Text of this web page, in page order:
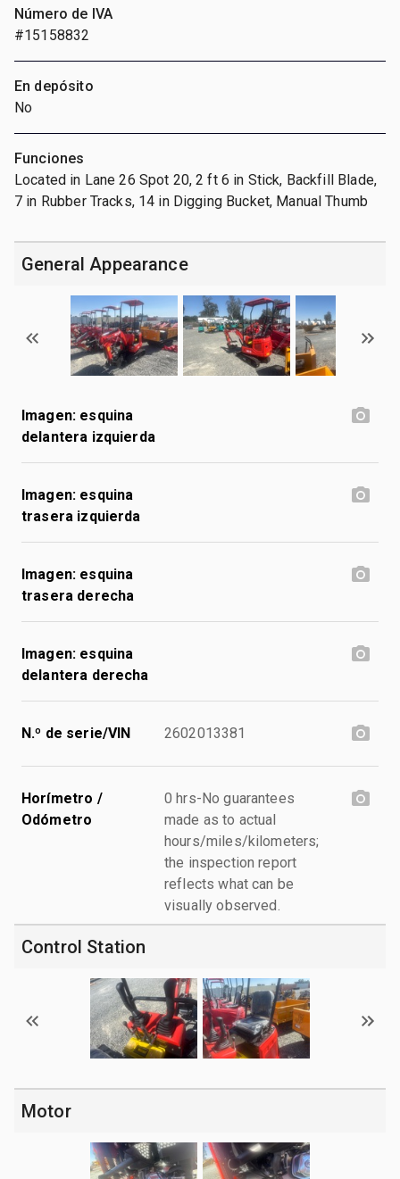
Número de IVA
#15158832
En depósito
No
Funciones
Located in Lane 26 Spot 20, 2 ft 6 in Stick, Backfill Blade,
7 in Rubber Tracks, 14 in Digging Bucket, Manual Thumb
General Appearance
Imagen: esquina
delantera izquierda
Imagen: esquina
trasera izquierda
Imagen: esquina
trasera derecha
Imagen: esquina
delantera derecha
N.º de serie/VIN 2602013381
Horímetro /
Odómetro
0 hrs-No guarantees
made as to actual
hours/miles/kilometers;
the inspection report
reflects what can be
visually observed.
Control Station
Motor